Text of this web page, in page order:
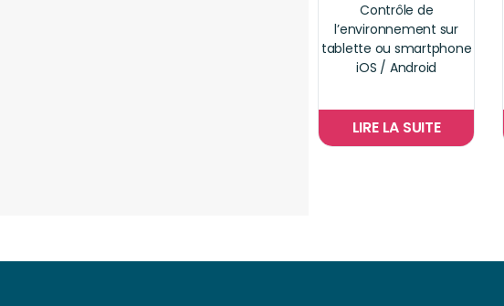
Contrôle de
l’environnement sur
tablette ou smartphone
iOS / Android
LIRE LA SUITE